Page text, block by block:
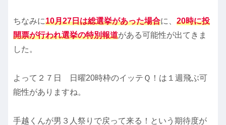
ちなみに10月27日は総選挙があった場合に、 20時に投
開票が行われ選挙の特別報道がある可能性が出てきま
した。
よって２７日 日曜20時枠のイッテＱ！は１週飛ぶ可
能性がありますね。
手越くんが男３人祭りで戻って来る！という期待度が